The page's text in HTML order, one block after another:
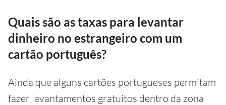
Quais são as taxas para levantar
dinheiro no estrangeiro com um
cartão português?
Ainda que alguns cartões portugueses permitam
fazer levantamentos gratuitos dentro da zona